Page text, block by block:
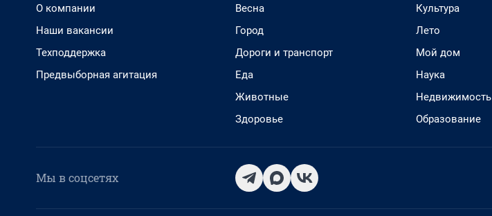
О компании
Наши вакансии
Техподдержка
Предвыборная агитация
Весна
Город
Дороги и транспорт
Еда
Животные
Здоровье
Культура
Лето
Мой дом
Наука
Недвижимость
Образование
Мы в соцсетях